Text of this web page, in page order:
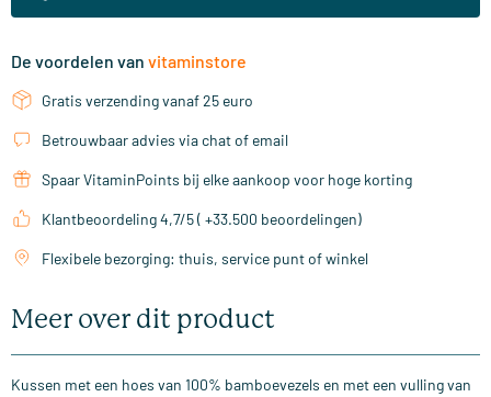
De voordelen van vitaminstore
Gratis verzending vanaf 25 euro
Betrouwbaar advies via chat of email
Spaar VitaminPoints bij elke aankoop voor hoge korting
Klantbeoordeling 4,7/5 ( +33.500 beoordelingen)
Flexibele bezorging: thuis, service punt of winkel
Meer over dit product
Kussen met een hoes van 100% bamboevezels en met een vulling van